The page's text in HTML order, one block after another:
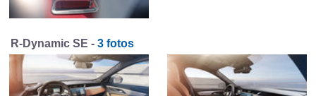
R-Dynamic SE - 3 fotos